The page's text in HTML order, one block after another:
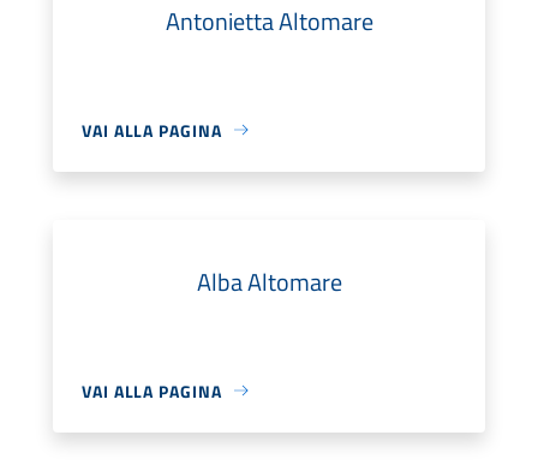
Antonietta Altomare
VAI ALLA PAGINA
Alba Altomare
VAI ALLA PAGINA